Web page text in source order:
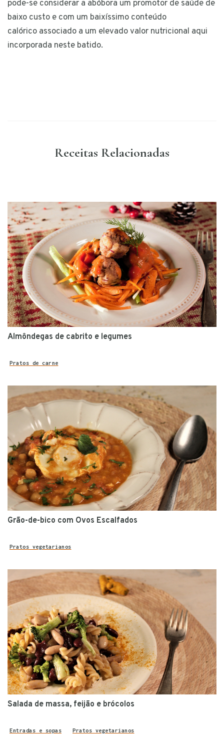
pode-se considerar a abóbora um promotor de saúde de
baixo custo e com um baixíssimo conteúdo
calórico associado a um elevado valor nutricional aqui
incorporada neste batido.
Receitas Relacionadas
Almôndegas de cabrito e legumes
Pratos de carne
Grão-de-bico com Ovos Escalfados
Pratos vegetarianos
Salada de massa, feijão e brócolos
Entradas e sopas Pratos vegetarianos